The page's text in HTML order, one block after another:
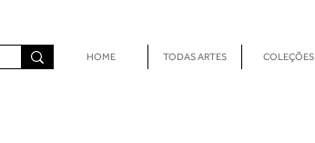
HOME TODAS ARTES COLEÇÕES